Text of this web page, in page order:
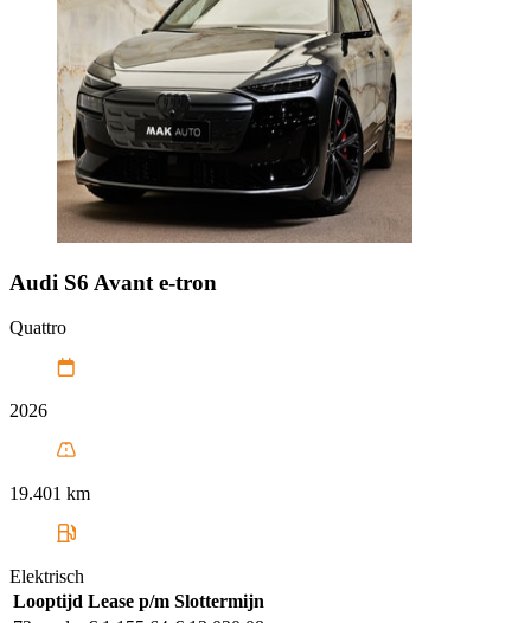
Audi S6 Avant e-tron
Quattro
2026
19.401 km
Elektrisch
Looptijd Lease p/m Slottermijn